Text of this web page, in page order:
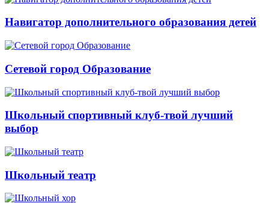
Навигатор дополнительного образования детей
Сетевой город Образование
Школьный спортивный клуб-твой лучший
выбор
Школьный театр